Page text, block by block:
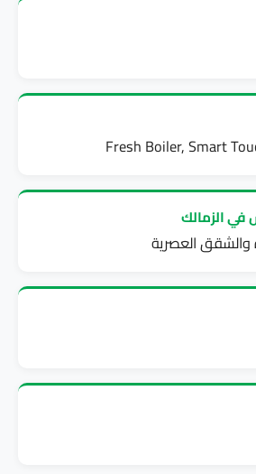
Fresh Boiler, Smart
الزمالك
والشقق العصرية